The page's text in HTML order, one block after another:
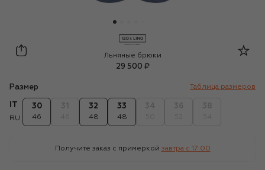
120% Lino
Льняные брюки
29 500 ₽
Размер Таблица размеров
RU
30
46
32
48
33
48
Получите заказ с примеркой завтра c 17:00